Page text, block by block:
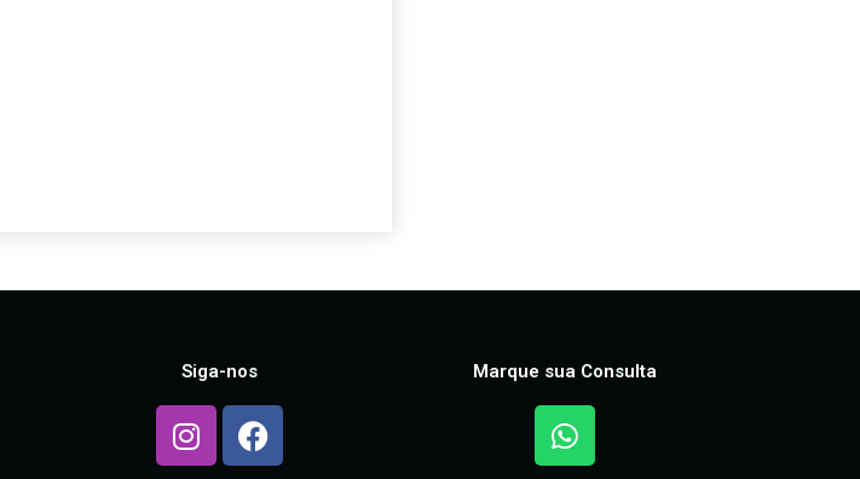
Siga-nos Marque sua Consulta